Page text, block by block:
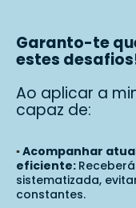
Garanto-te
estes
Ao aplicar a
capaz de:
▪️Acompanhar
eficiente:
sistematizada,
constantes.